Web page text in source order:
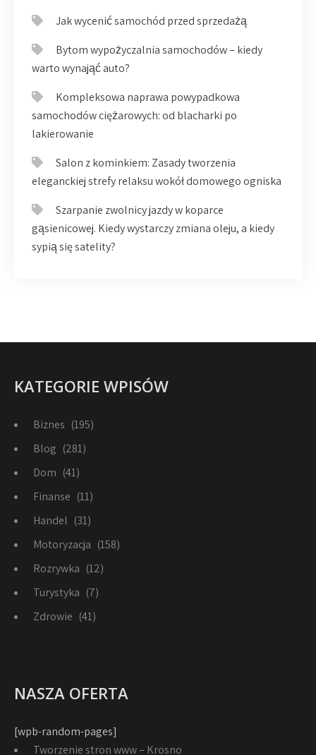
Jak wycenić samochód przed sprzedażą
Bytom wypożyczalnia samochodów – kiedy
warto wynająć auto?
Kompleksowa naprawa powypadkowa
samochodów ciężarowych: od blacharki po
lakierowanie
Salon z kominkiem: Zasady tworzenia
eleganckiej strefy relaksu wokół domowego ogniska
Szarpanie zwolnicy jazdy w koparce
gąsienicowej. Kiedy wystarczy zmiana oleju, a kiedy
sypią się satelity?
KATEGORIE WPISÓW
Biznes (195)
Blog (281)
Dom (41)
Finanse (11)
Handel (31)
Motoryzacja (158)
Rozrywka (12)
Turystyka (7)
Zdrowie (41)
NASZA OFERTA
[wpb-random-pages]
Tworzenie stron www – Krosno